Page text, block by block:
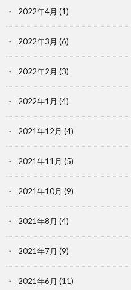
2022年4月 (1)
2022年3月 (6)
2022年2月 (3)
2022年1月 (4)
2021年12月 (4)
2021年11月 (5)
2021年10月 (9)
2021年8月 (4)
2021年7月 (9)
2021年6月 (11)